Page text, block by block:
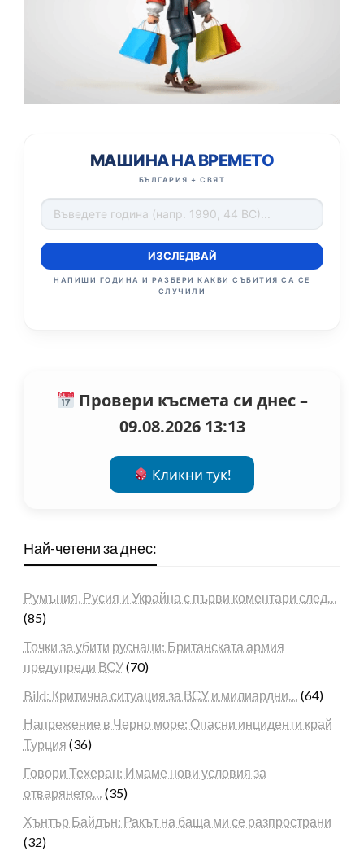
МАШИНА НА ВРЕМЕТО
БЪЛГАРИЯ + СВЯТ
ИЗСЛЕДВАЙ
НАПИШИ ГОДИНА И РАЗБЕРИ КАКВИ СЪБИТИЯ СА СЕ
СЛУЧИЛИ
Провери късмета си днес –
09.08.2026 13:13
Кликни тук!
Най-четени за днес:
Румъния, Русия и Украйна с първи коментари след…
(85)
Точки за убити руснаци: Британската армия
предупреди ВСУ(70)
Bild: Критична ситуация за ВСУ и милиардни… (64)
Напрежение в Черно море: Опасни инциденти край
Турция (36)
Говори Техеран: Имаме нови условия за
отварянето… (35)
Хънтър Байдън: Ракът на баща ми се разпространи
(32)